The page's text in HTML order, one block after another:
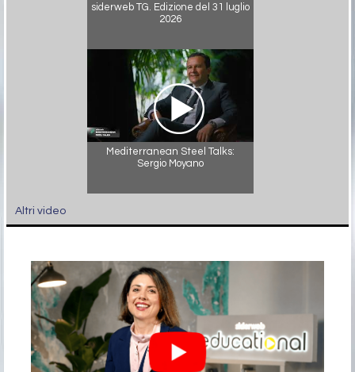
siderweb TG. Edizione del 31 luglio
2026
Mediterranean Steel Talks:
Sergio Moyano
Altri video